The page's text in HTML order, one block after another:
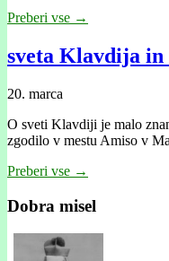
Preberi vse →
sveta Klavdija in
20. marca
O sveti Klavdiji je malo
zgodilo v mestu Amiso v
Preberi vse →
Dobra misel